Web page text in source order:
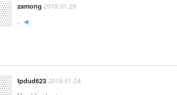
zamong 2019.01.26
. ◀
tpdud623 2019.01.24